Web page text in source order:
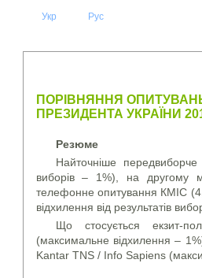
Укр Рус
ПОРІВНЯННЯ
ПРЕЗИДЕНТА УКРАЇНИ
Резюме
Найточніше
виборів – 1%), на другому
телефонне опитування КМІС
відхилення від результатів
Що стосується екзит-
(максимальне відхилення –
Kantar TNS / Info Sapiens